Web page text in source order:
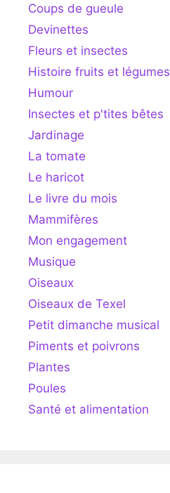
Coups de gueule
Devinettes
Fleurs et insectes
Histoire fruits et légumes
Humour
Insectes et p'tites bêtes
Jardinage
La tomate
Le haricot
Le livre du mois
Mammifères
Mon engagement
Musique
Oiseaux
Oiseaux de Texel
Petit dimanche musical
Piments et poivrons
Plantes
Poules
Santé et alimentation